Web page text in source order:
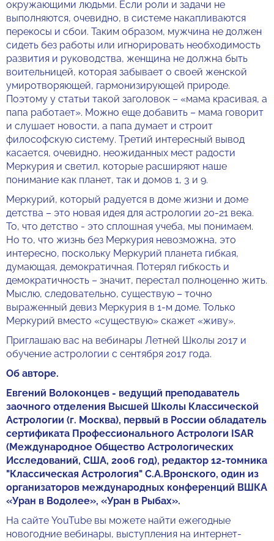
окружающими людьми. Если роли и задачи не
выполняются, очевидно, в системе накапливаются
перекосы и сбои. Таким образом, мужчина не должен
сидеть без работы или игнорировать необходимость
развития и руководства, женщина не должна быть
воительницей, которая забывает о своей женской
умиротворяющей, гармонизирующей природе.
Поэтому у статьи такой заголовок – «мама красивая, а
папа работает». Можно еще добавить – мама говорит
и слушает новости, а папа думает и строит
философскую систему. Третий интересный вывод
касается, очевидно, неожиданных мест радости
Меркурия и светил, которые расширяют наше
понимание как планет, так и домов 1, 3 и 9.
Меркурий, который радуется в доме жизни и доме
детства – это новая идея для астрологии 20-21 века.
То, что детство - это сплошная учеба, мы понимаем.
Но то, что жизнь без Меркурия невозможна, это
интересно, поскольку Меркурий планета гибкая,
думающая, демократичная. Потерял гибкость и
демократичность – значит, перестал полноценно жить.
Мыслю, следовательно, существую – точно
выраженный девиз Меркурия в 1-м доме. Только
Меркурий вместо «существую» скажет «живу».
Приглашаю вас на вебинары Летней Школы 2017 и
обучение астрологии с сентября 2017 года.
Об авторе.
Евгений Волоконцев - ведущий преподаватель
заочного отделения Высшей Школы Классической
Астрологии (г. Москва), первый в России обладатель
сертификата Профессионального Астрологи ISAR
(Международное Общество Астрологических
Исследований, США, 2006 год), редактор 12-томника
"Классическая Астрология" С.А.Вронского, один из
организаторов международных конференций ВШКА
«Уран в Водолее», «Уран в Рыбах».
На сайте YouTube вы можете найти ежегодные
новогодние вебинары, выступления на интернет-